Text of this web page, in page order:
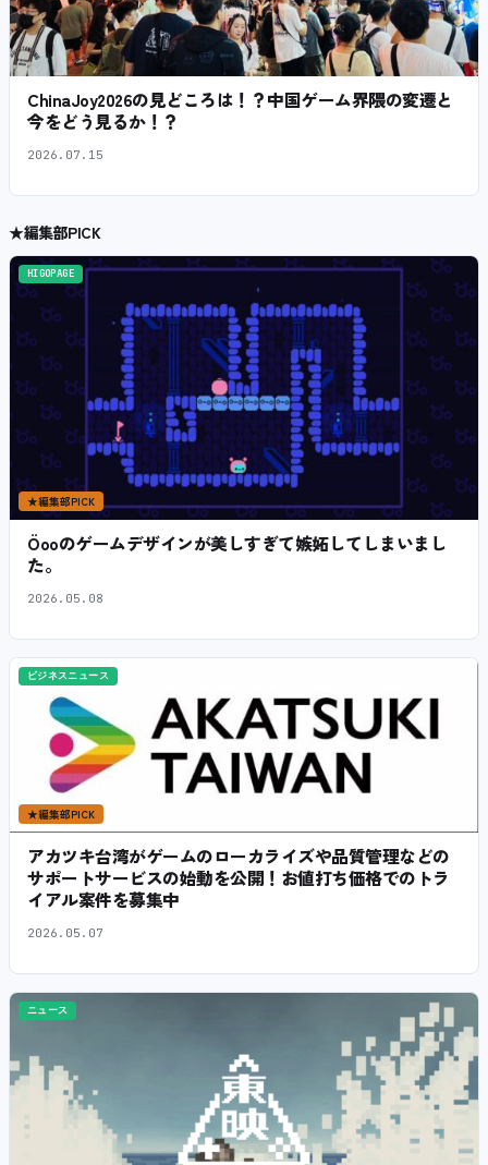
ChinaJoy2026の見どころは！？中国ゲーム界隈の変遷と
今をどう見るか！？
2026.07.15
★編集部PICK
HIGOPAGE
★編集部PICK
Öooのゲームデザインが美しすぎて嫉妬してしまいまし
た。
2026.05.08
ビジネスニュース
★編集部PICK
アカツキ台湾がゲームのローカライズや品質管理などの
サポートサービスの始動を公開！お値打ち価格でのトラ
イアル案件を募集中
2026.05.07
ニュース